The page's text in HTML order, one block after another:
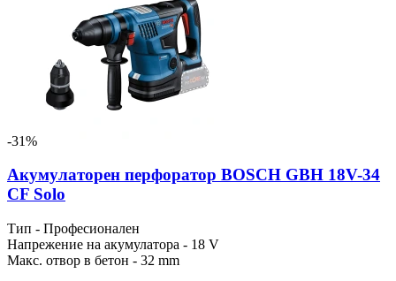
-31%
Акумулаторен перфоратор BOSCH GBH 18V-34
CF Solo
Тип - Професионален
Напрежение на акумулатора - 18 V
Макс. отвор в бетон - 32 mm